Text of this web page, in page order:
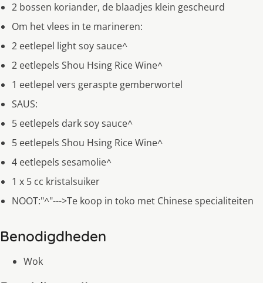
2 bossen koriander, de blaadjes klein gescheurd
Om het vlees in te marineren:
2 eetlepel light soy sauce^
2 eetlepels Shou Hsing Rice Wine^
1 eetlepel vers geraspte gemberwortel
SAUS:
5 eetlepels dark soy sauce^
5 eetlepels Shou Hsing Rice Wine^
4 eetlepels sesamolie^
1 x 5 cc kristalsuiker
NOOT:"^"--->Te koop in toko met Chinese specialiteiten
Benodigdheden
Wok